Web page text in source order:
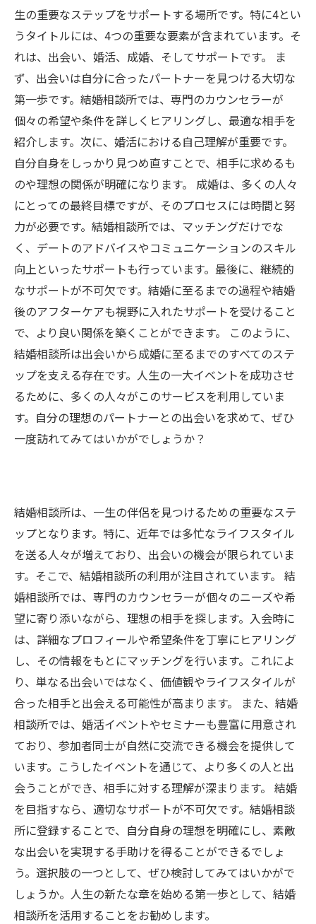
生の重要なステップをサポートする場所です。特に4とい
うタイトルには、4つの重要な要素が含まれています。そ
れは、出会い、婚活、成婚、そしてサポートです。 ま
ず、出会いは自分に合ったパートナーを見つける大切な
第一歩です。結婚相談所では、専門のカウンセラーが
個々の希望や条件を詳しくヒアリングし、最適な相手を
紹介します。次に、婚活における自己理解が重要です。
自分自身をしっかり見つめ直すことで、相手に求めるも
のや理想の関係が明確になります。 成婚は、多くの人々
にとっての最終目標ですが、そのプロセスには時間と努
力が必要です。結婚相談所では、マッチングだけでな
く、デートのアドバイスやコミュニケーションのスキル
向上といったサポートも行っています。最後に、継続的
なサポートが不可欠です。結婚に至るまでの過程や結婚
後のアフターケアも視野に入れたサポートを受けること
で、より良い関係を築くことができます。 このように、
結婚相談所は出会いから成婚に至るまでのすべてのステ
ップを支える存在です。人生の一大イベントを成功させ
るために、多くの人々がこのサービスを利用していま
す。自分の理想のパートナーとの出会いを求めて、ぜひ
一度訪れてみてはいかがでしょうか？
結婚相談所は、一生の伴侶を見つけるための重要なステ
ップとなります。特に、近年では多忙なライフスタイル
を送る人々が増えており、出会いの機会が限られていま
す。そこで、結婚相談所の利用が注目されています。 結
婚相談所では、専門のカウンセラーが個々のニーズや希
望に寄り添いながら、理想の相手を探します。入会時に
は、詳細なプロフィールや希望条件を丁寧にヒアリング
し、その情報をもとにマッチングを行います。これによ
り、単なる出会いではなく、価値観やライフスタイルが
合った相手と出会える可能性が高まります。 また、結婚
相談所では、婚活イベントやセミナーも豊富に用意され
ており、参加者同士が自然に交流できる機会を提供して
います。こうしたイベントを通じて、より多くの人と出
会うことができ、相手に対する理解が深まります。 結婚
を目指すなら、適切なサポートが不可欠です。結婚相談
所に登録することで、自分自身の理想を明確にし、素敵
な出会いを実現する手助けを得ることができるでしょ
う。選択肢の一つとして、ぜひ検討してみてはいかがで
しょうか。人生の新たな章を始める第一歩として、結婚
相談所を活用することをお勧めします。